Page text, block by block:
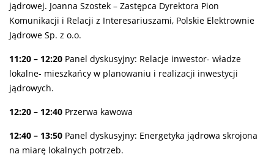
jądrowej. Joanna Szostek – Zastępca Dyrektora Pion
Komunikacji i Relacji z Interesariuszami, Polskie Elektrownie
Jądrowe Sp. z o.o.
11:20 – 12:20 Panel dyskusyjny: Relacje inwestor- władze
lokalne- mieszkańcy w planowaniu i realizacji inwestycji
jądrowych.
12:20 – 12:40 Przerwa kawowa
12:40 – 13:50 Panel dyskusyjny: Energetyka jądrowa skrojona
na miarę lokalnych potrzeb.